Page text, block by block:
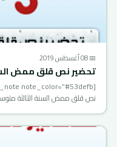
📅 08 أغسطس 2019
تحضير نص قلق ممض
نص قلق ممض السنة الثالثة